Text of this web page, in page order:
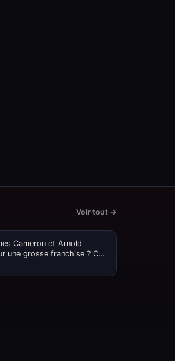
Voir tout →
Cameron et Arnold
une grosse franchise ? Ce